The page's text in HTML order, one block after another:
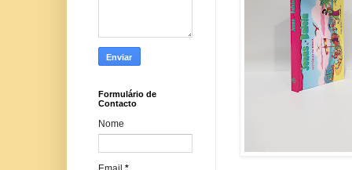
Formulário de
Contacto
Nome